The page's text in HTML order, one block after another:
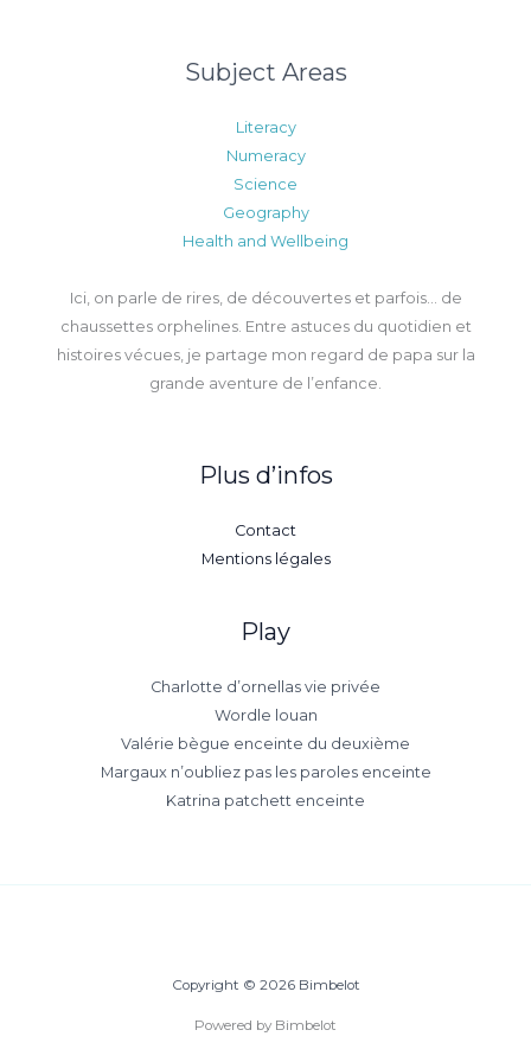
Subject Areas
Literacy
Numeracy
Science
Geography
Health and Wellbeing
Ici, on parle de rires, de découvertes et parfois… de
chaussettes orphelines. Entre astuces du quotidien et
histoires vécues, je partage mon regard de papa sur la
grande aventure de l’enfance.
Plus d’infos
Contact
Mentions légales
Play
Charlotte d’ornellas vie privée
Wordle louan
Valérie bègue enceinte du deuxième
Margaux n’oubliez pas les paroles enceinte
Katrina patchett enceinte
Copyright © 2026 Bimbelot
Powered by Bimbelot